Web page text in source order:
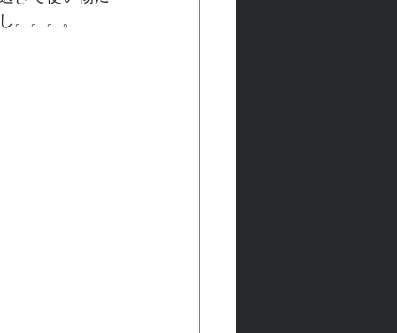
。。。。